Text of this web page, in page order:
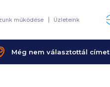
működése Üzleteink
Még nem választottál címet